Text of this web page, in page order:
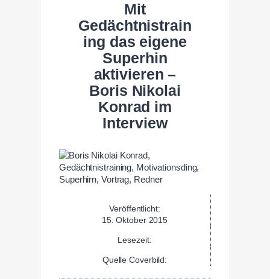
Mit
Gedächtnistrain
ing das eigene
Superhin
aktivieren –
Boris Nikolai
Konrad im
Interview
Veröffentlicht:
15. Oktober 2015
Lesezeit:
Quelle Coverbild: